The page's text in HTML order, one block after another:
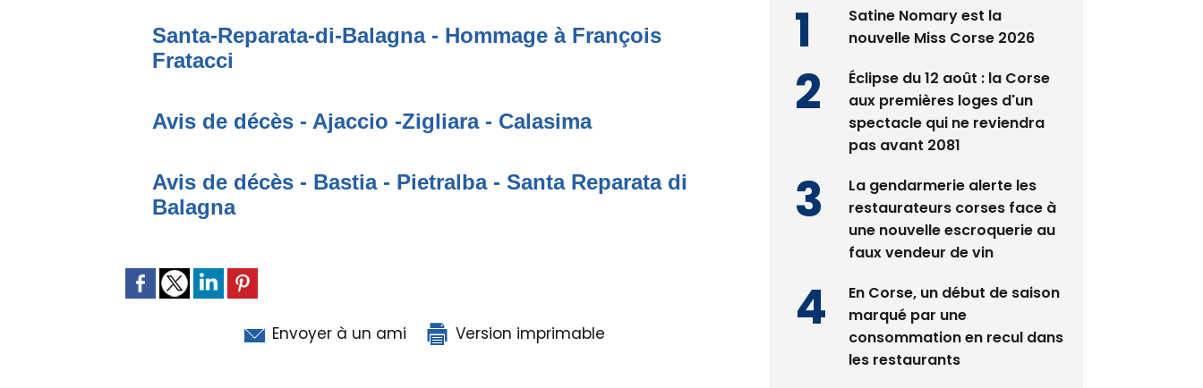
Santa-Reparata-di-Balagna - Hommage à François
Fratacci
Avis de décès - Ajaccio -Zigliara - Calasima
Avis de décès - Bastia - Pietralba - Santa Reparata di
Balagna
Envoyer à un ami Version imprimable
Satine Nomary est la
nouvelle Miss Corse 2026
Éclipse du 12 août : la Corse
aux premières loges d'un
spectacle qui ne reviendra
pas avant 2081
La gendarmerie alerte les
restaurateurs corses face à
une nouvelle escroquerie au
faux vendeur de vin
En Corse, un début de saison
marqué par une
consommation en recul dans
les restaurants